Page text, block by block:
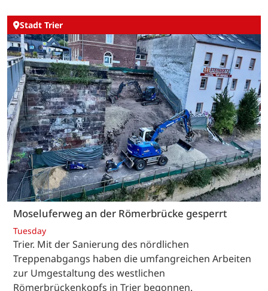
Stadt Trier
Moseluferweg an der Römerbrücke gesperrt
Tuesday
Trier. Mit der Sanierung des nördlichen
Treppenabgangs haben die umfangreichen Arbeiten
zur Umgestaltung des westlichen
Römerbrückenkopfs in Trier begonnen.